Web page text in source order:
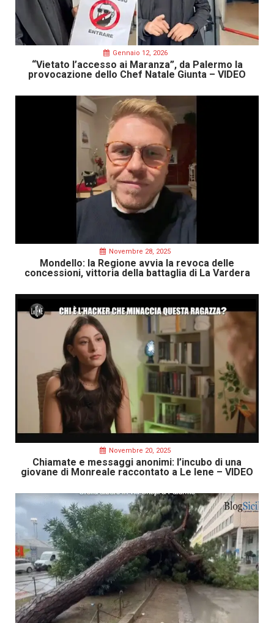
Gennaio 12, 2026
“Vietato l’accesso ai Maranza”, da Palermo la
provocazione dello Chef Natale Giunta – VIDEO
Novembre 28, 2025
Mondello: la Regione avvia la revoca delle
concessioni, vittoria della battaglia di La Vardera
Novembre 20, 2025
Chiamate e messaggi anonimi: l’incubo di una
giovane di Monreale raccontato a Le Iene – VIDEO